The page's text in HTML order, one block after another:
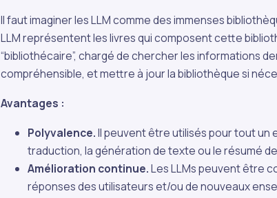
Il faut imaginer les LLM comme des immenses
LLM représentent les livres qui composent cette
“bibliothécaire”, chargé de chercher les informations
compréhensible, et mettre à jour la bibliothèque si
Avantages :
Polyvalence.Il peuvent être utilisés pour tout un
traduction, la génération de texte ou le résumé
Amélioration continue.Les LLMs peuvent être
réponses des utilisateurs et/ou de nouveaux